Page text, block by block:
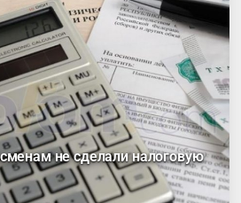
не сделали налоговую